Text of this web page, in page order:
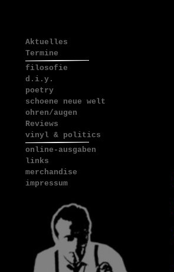
Aktuelles
Termine
filosofie
d.i.y.
poetry
schoene neue welt
ohren/augen
Reviews
vinyl & politics
online-ausgaben
links
merchandise
impressum